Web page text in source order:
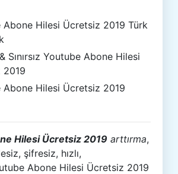
Abone Hilesi Ücretsiz 2019 Türk
Sınırsız Youtube Abone Hilesi
2019
Abone Hilesi Ücretsiz 2019
Hilesi Ücretsiz 2019 arttırma,
şifresiz, hızlı,
Abone Hilesi Ücretsiz 2019